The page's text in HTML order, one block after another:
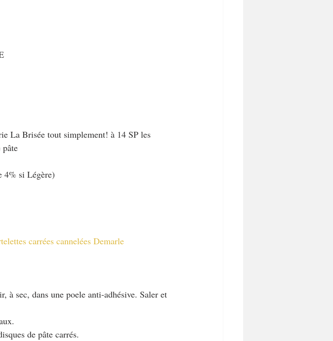
La Brisée tout simplement! à 14 SP les
4% si Légère)
carrées cannelées Demarle
à sec, dans une poele anti-adhésive. Saler et
de pâte carrés.